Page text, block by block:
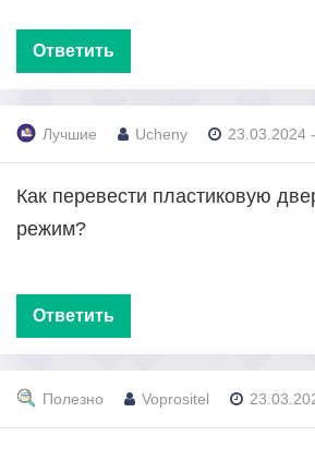
Ответить
Лучшие Ucheny 23.03.2024
Как перевести пластиковую
режим?
Ответить
Полезно Voprositel